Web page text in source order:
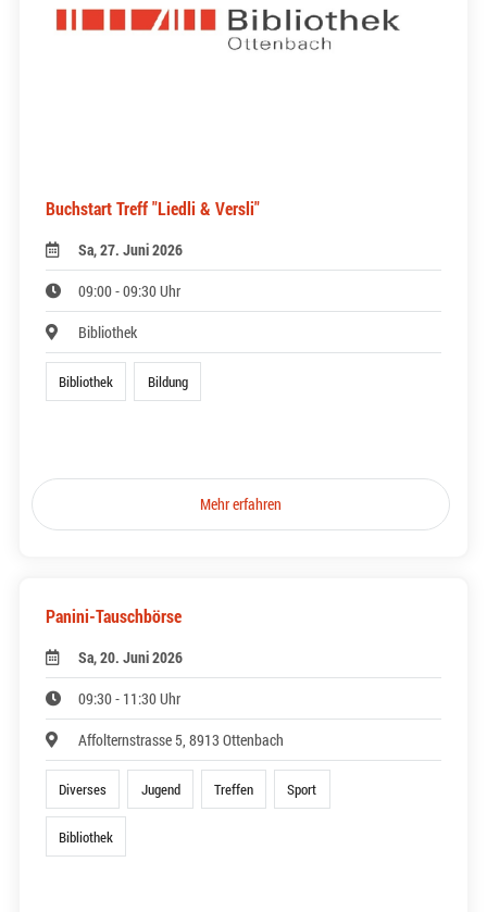
Buchstart Treff "Liedli & Versli"
Sa, 27. Juni 2026
09:00 - 09:30 Uhr
Bibliothek
Bibliothek Bildung
Mehr erfahren
Panini-Tauschbörse
Sa, 20. Juni 2026
09:30 - 11:30 Uhr
Affolternstrasse 5, 8913 Ottenbach
Diverses Jugend Treffen Sport
Bibliothek